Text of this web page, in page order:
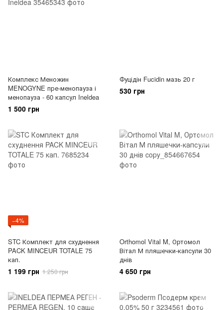
Комплекс Меножин
MENOGYNE пре-менопауза і
менопауза - 60 капсул Ineldea
1 500 грн
Фуцідін Fucidin мазь 20 г
530 грн
−4%
STC Комплект для схуднення
PACK MINCEUR TOTALE 75
кап.
1 199 грн 1 250 грн
Orthomol Vital M, Ортомол
Вітал М пляшечки-капсули 30
днів
4 650 грн